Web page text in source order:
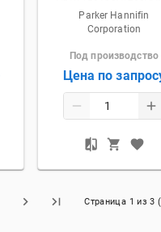
Parker Hannifin
Corporation
Под производство
Цена по
Страница 1 из3